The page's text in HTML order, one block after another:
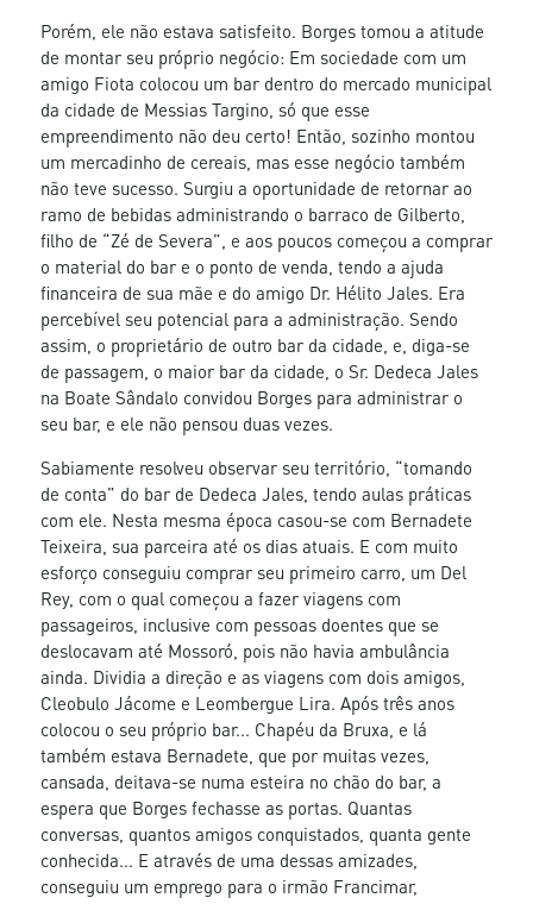
Porém, ele não estava satisfeito. Borges tomou a atitude
de montar seu próprio negócio: Em sociedade com um
amigo Fiota colocou um bar dentro do mercado municipal
da cidade de Messias Targino, só que esse
empreendimento não deu certo! Então, sozinho montou
um mercadinho de cereais, mas esse negócio também
não teve sucesso. Surgiu a oportunidade de retornar ao
ramo de bebidas administrando o barraco de Gilberto,
filho de “Zé de Severa”, e aos poucos começou a comprar
o material do bar e o ponto de venda, tendo a ajuda
financeira de sua mãe e do amigo Dr. Hélito Jales. Era
percebível seu potencial para a administração. Sendo
assim, o proprietário de outro bar da cidade, e, diga-se
de passagem, o maior bar da cidade, o Sr. Dedeca Jales
na Boate Sândalo convidou Borges para administrar o
seu bar, e ele não pensou duas vezes.
Sabiamente resolveu observar seu território, “tomando
de conta” do bar de Dedeca Jales, tendo aulas práticas
com ele. Nesta mesma época casou-se com Bernadete
Teixeira, sua parceira até os dias atuais. E com muito
esforço conseguiu comprar seu primeiro carro, um Del
Rey, com o qual começou a fazer viagens com
passageiros, inclusive com pessoas doentes que se
deslocavam até Mossoró, pois não havia ambulância
ainda. Dividia a direção e as viagens com dois amigos,
Cleobulo Jácome e Leombergue Lira. Após três anos
colocou o seu próprio bar... Chapéu da Bruxa, e lá
também estava Bernadete, que por muitas vezes,
cansada, deitava-se numa esteira no chão do bar, a
espera que Borges fechasse as portas. Quantas
conversas, quantos amigos conquistados, quanta gente
conhecida... E através de uma dessas amizades,
conseguiu um emprego para o irmão Francimar,